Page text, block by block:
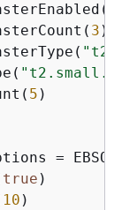
3 )
5 )
=
true )
10 )